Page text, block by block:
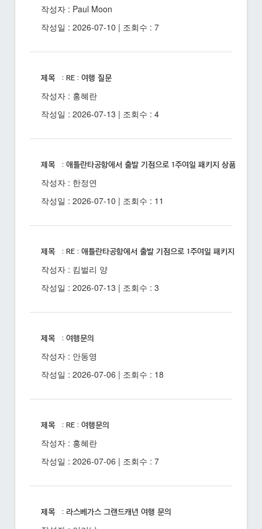
작성자 : Paul Moon
작성일 : 2026-07-10 | 조회수 : 7
제목 : RE : 여행 질문
작성자 : 홍혜란
작성일 : 2026-07-13 | 조회수 : 4
제목 : 애틀란타공항에서 출발 기점으로 1주여일 패키지 상품 있을까
작성자 : 한정연
작성일 : 2026-07-10 | 조회수 : 11
제목 : RE : 애틀란타공항에서 출발 기점으로 1주여일 패키지 상품 있
작성자 : 킴벌리 양
작성일 : 2026-07-13 | 조회수 : 3
제목 : 여행문의
작성자 : 안동영
작성일 : 2026-07-06 | 조회수 : 18
제목 : RE : 여행문의
작성자 : 홍혜란
작성일 : 2026-07-06 | 조회수 : 7
제목 : 라스베가스 그랜드캐년 여행 문의